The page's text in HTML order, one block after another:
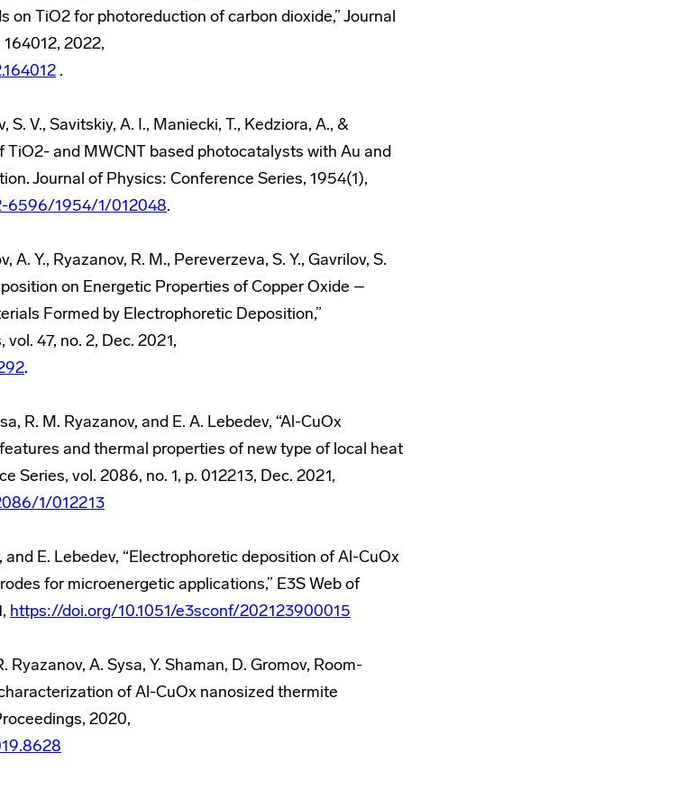
on TiO2for photoreduction of carbon dioxide,” Journal
2022,
.
S. V., Savitskiy, A. I., Maniecki, T., Kedziora, A., &
TiO2- and MWCNT based photocatalysts with Au and
Journal of Physics: Conference Series, 1954(1),
6596/1954/1/012048.
A. Y., Ryazanov, R. M., Pereverzeva, S. Y., Gavrilov, S.
on Energetic Properties of Copper Oxide –
Formed by Electrophoretic Deposition,”
47, no. 2, Dec. 2021,
.
R. M. Ryazanov, and E. A. Lebedev, “Al-CuOx
and thermal properties of new type of local heat
Series, vol. 2086, no. 1, p. 012213, Dec. 2021,
1/012213
and E. Lebedev, “Electrophoretic deposition of Al-CuOx
for microenergetic applications,” E3S Web of
https://doi.org/10.1051/e3sconf/202123900015
Ryazanov, A. Sysa, Y. Shaman, D. Gromov, Room-
of Al-CuOx nanosized thermite
2020,